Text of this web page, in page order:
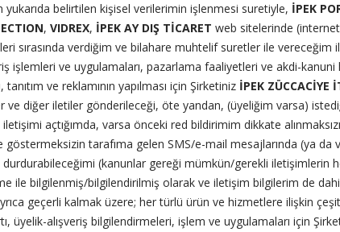
yukarıda belirtilen kişisel verilerimin işlenmesi suretiyle, İPEK
, VIDREX, İPEK AY DIŞ TİCARET web sitelerinde
sırasında verdiğim ve bilahare muhtelif suretler ile
işlemleri ve uygulamaları, pazarlama faaliyetleri ve akdi-
ve reklamının yapılması için Şirketiniz İPEK ZÜCCACİYE
diğer iletiler gönderileceği, öte yandan, (üyeliğim varsa)
açtığımda, varsa önceki red bildirimim dikkate
göstermeksizin tarafıma gelen SMS/e-mail mesajlarında (ya
(kanunlar gereği mümkün/gerekli
ile bilgilenmiş/bilgilendirilmiş olarak ve iletişim bilgilerim de
geçerli kalmak üzere; her türlü ürün ve hizmetlere ilişkin
üyelik-alışveriş bilgilendirmeleri, işlem ve uygulamaları için